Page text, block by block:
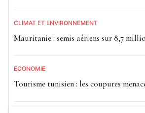
CLIMAT ET ENVIRONNEMENT
Mauritanie : semis aériens sur 8,7
ECONOMIE
Tourisme tunisien : les coupures